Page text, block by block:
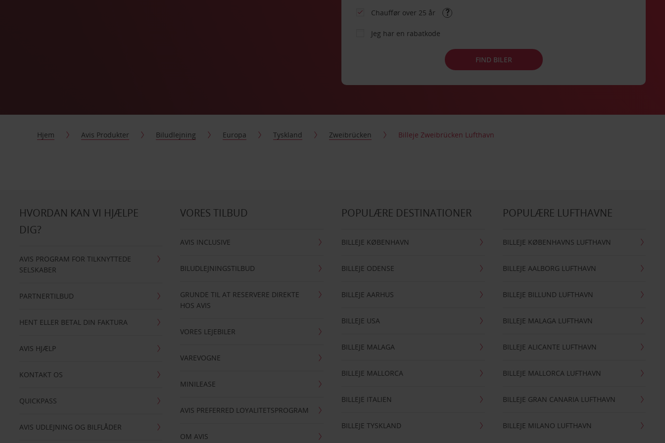
Chauffør over 25 år
Jeg har en rabatkode
FIND BILER
Hjem Avis Produkter Biludlejning Europa Tyskland Zweibrücken Billeje Zweibrücken Lufthavn
HVORDAN KAN VI HJÆLPE
DIG?
AVIS PROGRAM FOR TILKNYTTEDE
SELSKABER
PARTNERTILBUD
HENT ELLER BETAL DIN FAKTURA
AVIS HJÆLP
KONTAKT OS
QUICKPASS
AVIS UDLEJNING OG BILFLÅDER
VORES TILBUD
AVIS INCLUSIVE
BILUDLEJNINGSTILBUD
GRUNDE TIL AT RESERVERE DIREKTE
HOS AVIS
VORES LEJEBILER
VAREVOGNE
MINILEASE
AVIS PREFERRED LOYALITETSPROGRAM
OM AVIS
POPULÆRE DESTINATIONER
BILLEJE KØBENHAVN
BILLEJE ODENSE
BILLEJE AARHUS
BILLEJE USA
BILLEJE MALAGA
BILLEJE MALLORCA
BILLEJE ITALIEN
BILLEJE TYSKLAND
POPULÆRE LUFTHAVNE
BILLEJE KØBENHAVNS LUFTHAVN
BILLEJE AALBORG LUFTHAVN
BILLEJE BILLUND LUFTHAVN
BILLEJE MALAGA LUFTHAVN
BILLEJE ALICANTE LUFTHAVN
BILLEJE MALLORCA LUFTHAVN
BILLEJE GRAN CANARIA LUFTHAVN
BILLEJE MILANO LUFTHAVN